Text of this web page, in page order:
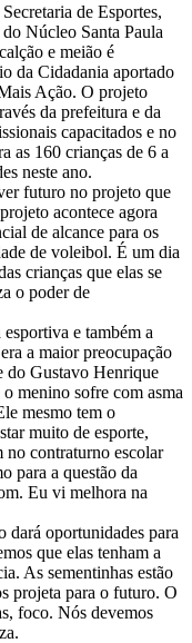
de Esportes,
Núcleo Santa Paula
e meião é
da Cidadania aportado
Ação. O projeto
da prefeitura e da
capacitados e no
as 160 crianças de 6 a
neste ano.
futuro no projeto que
acontece agora
de alcance para os
de voleibol. É um dia
crianças que elas se
o poder de
e também a
a maior preocupação
do Gustavo Henrique
menino sofre com asma
mesmo tem o
muito de esporte,
no contraturno escolar
para a questão da
Eu vi melhora na
dará oportunidades para
que elas tenham a
As sementinhas estão
projeta para o futuro. O
foco. Nós devemos